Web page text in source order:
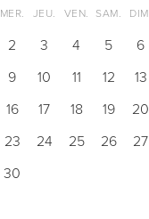
MER. JEU. VEN. SAM. DIM.
2 3 4 5
6
9 10 11 12
13
16 17 18 19
20
23 24 25 26
27
30